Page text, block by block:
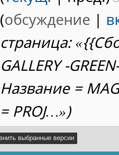
(обсуждение |
страница:
GALLERY -
Название =
= PROJ…»)